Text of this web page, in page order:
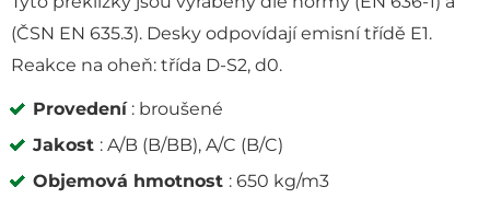
(ČSN EN 635.3). Desky odpovídají emisní třídě E1.
Reakce na oheň: třída D-S2, d0.
Provedení: broušené
Jakost : A/B (B/BB), A/C (B/C)
Objemová hmotnost : 650 kg/m3